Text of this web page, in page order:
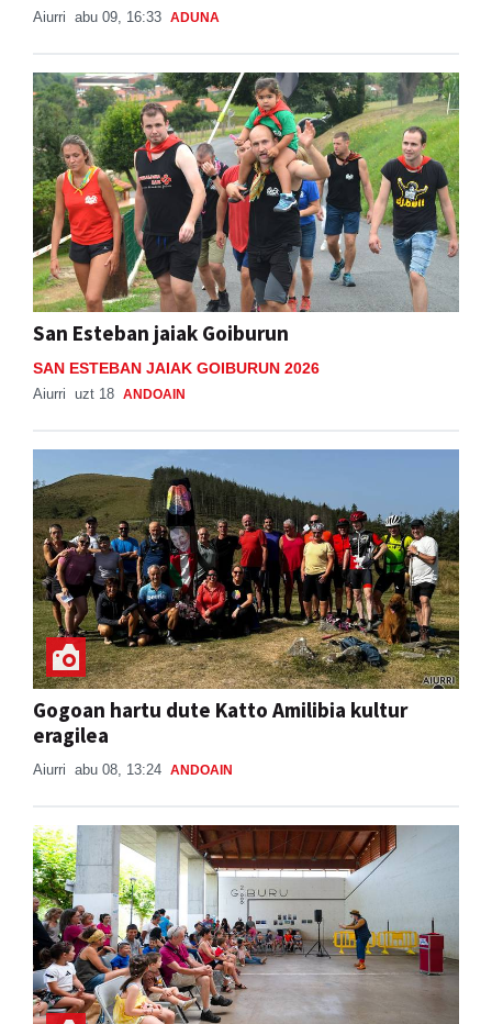
Aiurri abu 09, 16:33 ADUNA
San Esteban jaiak Goiburun
SAN ESTEBAN JAIAK GOIBURUN 2026
Aiurri uzt 18 ANDOAIN
Gogoan hartu dute Katto Amilibia kultur
eragilea
Aiurri abu 08, 13:24 ANDOAIN